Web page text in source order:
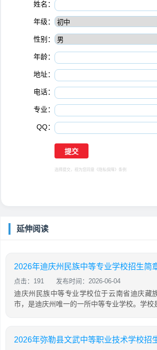
姓名：
年级：
性别：
年龄：
地址：
电话：
专业：
QQ：
选择提交，视为您同意 《隐私保障》 条例
延伸阅读
点击：191 发布时间：2026-06-04
迪庆州民族中等专业学校位于云南省迪庆藏
市，是迪庆州唯一的一所中等专业学校。学校